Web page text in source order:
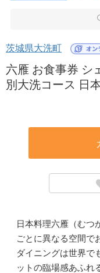
茨城県大洗町
六雁 お食事券 シ
別大洗コース 日
日本料理六雁（むつ
ごとに異なる空間で
ダイニングは世界で
ットの臨場感あふれ